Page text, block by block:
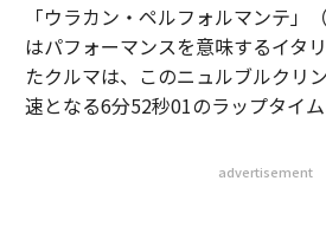
「ウラカン・ペルフォルマンテ」
はパフォーマンスを意味するイタ
たクルマは、このニュルブルクリ
速となる6分52秒01のラップタイム
advertisement